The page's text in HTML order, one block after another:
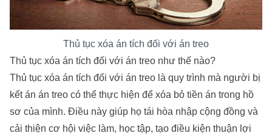
Thủ tục xóa án tích đối với án treo
Thủ tục xóa án tích đối với án treo như thế nào?
Thủ tục xóa án tích đối với án treo là quy trình mà người bị
kết án án treo có thể thực hiện để xóa bỏ tiền án trong hồ
sơ của mình. Điều này giúp họ tái hòa nhập cộng đồng và
cải thiện cơ hội việc làm, học tập, tạo điều kiện thuận lợi